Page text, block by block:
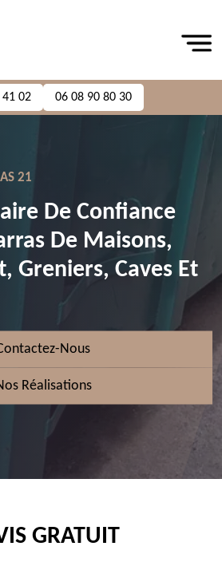
02 06 08 90 80 30
21
De Confiance
De Maisons,
Greniers, Caves Et
Nous
Réalisations
GRATUIT